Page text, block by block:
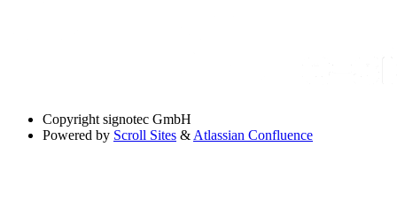
Copyright signotec GmbH
Powered by Scroll Sites &Atlassian Confluence